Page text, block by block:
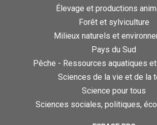
Élevage et productions
Forêt et sylviculture
Milieux naturels et
Pays du Sud
Pêche - Ressources aquatiques
Sciences de la vie et de la
Science pour tous
Sciences sociales, politiques,